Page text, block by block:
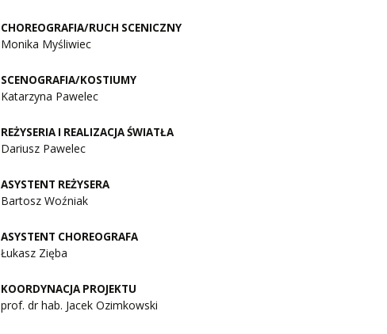
CHOREOGRAFIA/RUCH SCENICZNY
Monika Myśliwiec
SCENOGRAFIA/KOSTIUMY
Katarzyna Pawelec
REŻYSERIA I REALIZACJA ŚWIATŁA
Dariusz Pawelec
ASYSTENT REŻYSERA
Bartosz Woźniak
ASYSTENT CHOREOGRAFA
Łukasz Zięba
KOORDYNACJA PROJEKTU
prof. dr hab. Jacek Ozimkowski